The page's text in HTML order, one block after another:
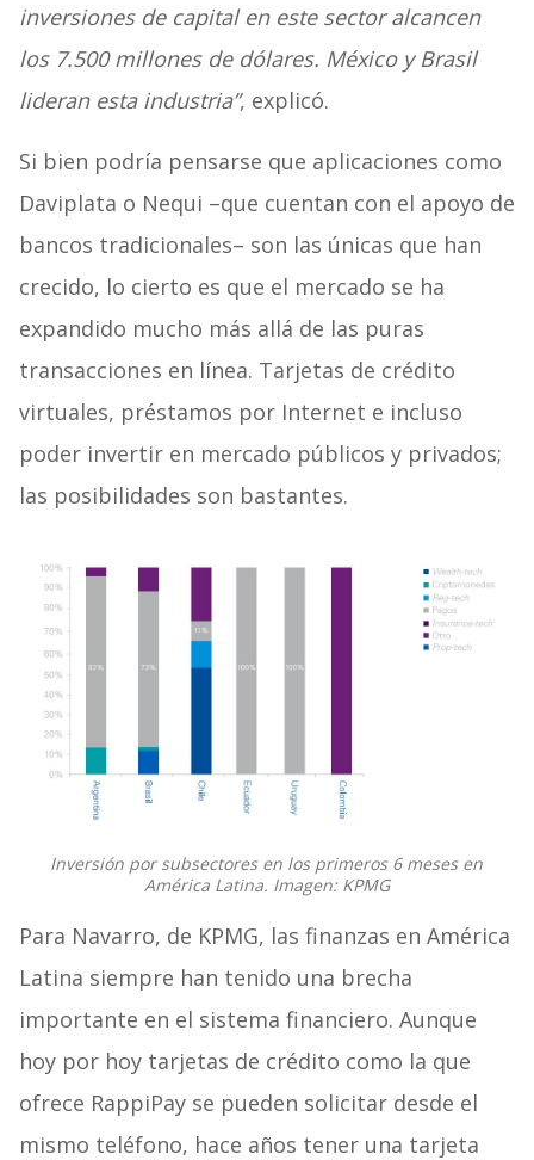
inversiones de capital en este sector alcancen
los 7.500 millones de dólares. México y Brasil
lideran esta industria”, explicó.
Si bien podría pensarse que aplicaciones como
Daviplata o Nequi –que cuentan con el apoyo de
bancos tradicionales– son las únicas que han
crecido, lo cierto es que el mercado se ha
expandido mucho más allá de las puras
transacciones en línea. Tarjetas de crédito
virtuales, préstamos por Internet e incluso
poder invertir en mercado públicos y privados;
las posibilidades son bastantes.
Inversión por subsectores en los primeros 6 meses en
América Latina. Imagen: KPMG
Para Navarro, de KPMG, las finanzas en América
Latina siempre han tenido una brecha
importante en el sistema financiero. Aunque
hoy por hoy tarjetas de crédito como la que
ofrece RappiPay se pueden solicitar desde el
mismo teléfono, hace años tener una tarjeta